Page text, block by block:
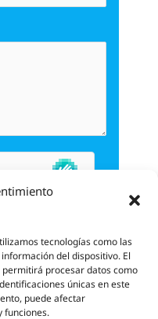
tecnologías como las
del dispositivo. El
procesar datos como
únicas en este
puede afectar
funciones.